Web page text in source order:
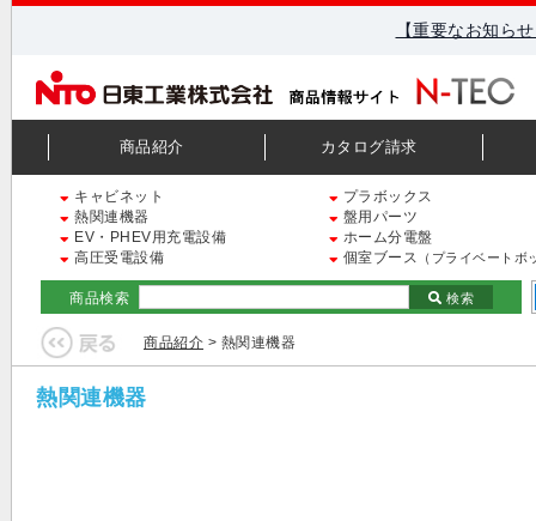
【重要なお知ら
商品紹介 カタログ請求
キャビネット
プラボックス
熱関連機器
盤用パーツ
EV・PHEV用充電設備
ホーム分電盤
高圧受電設備
個室ブース （プライベートボ
商品検索 検索
商品紹介 > 熱関連機器
熱関連機器